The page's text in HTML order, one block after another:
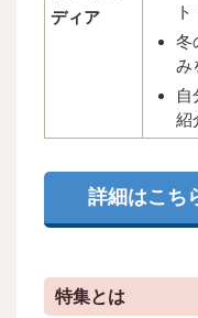
ディア
冬
み
自
紹
詳細はこち
特集とは